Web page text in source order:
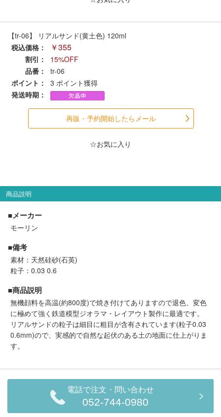
【tr-06】 リアルサンド(黄土色) 120ml
税込価格：
￥355
割引：
15%OFF
品番：
tr-06
ポイント：
3 ポイント獲得
発送時期：
再販・予約開始したらメール
☆お気に入り
商品説明
■メーカー
モーリン
■備考
素材：天然硅砂(石英)
粒子：0.03 0.6
■商品説明
無機顔料を高温(約800度)で焼き付けてありますので退色、変色
に極めて強く鉄道模型ジオラマ・レイアウト製作に最適です。
リアルサンドの粒子は細目に粗目が含有されています(粒子0.03
0.6mm)ので、実感的で自然な起伏のある土の地面に仕上がりま
す。
電話で注文・問い合わせ
052-744-0980